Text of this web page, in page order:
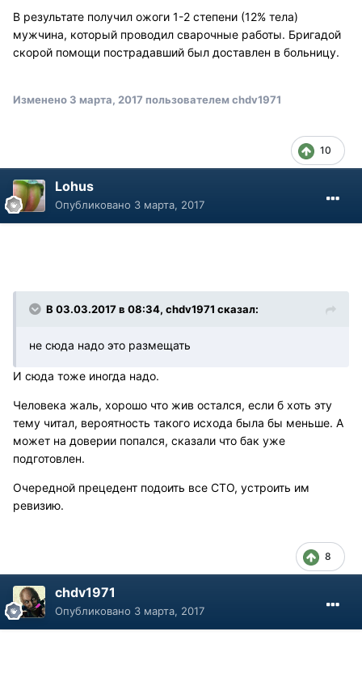
В результате получил ожоги 1-2 степени (12% тела)
мужчина, который проводил сварочные работы. Бригадой
скорой помощи пострадавший был доставлен в больницу.
Изменено 3 марта, 2017 пользователем chdv1971
10
Lohus
Опубликовано 3 марта, 2017
В 03.03.2017 в 08:34, chdv1971 сказал:
не сюда надо это размещать
И сюда тоже иногда надо.
Человека жаль, хорошо что жив остался, если б хоть эту
тему читал, вероятность такого исхода была бы меньше. А
может на доверии попался, сказали что бак уже
подготовлен.
Очередной прецедент подоить все СТО, устроить им
ревизию.
8
chdv1971
Опубликовано 3 марта, 2017